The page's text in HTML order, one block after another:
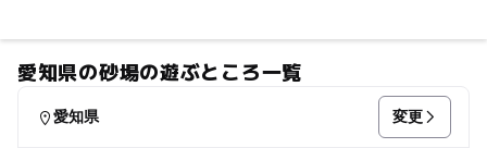
愛知県の砂場の遊ぶところ一覧
愛知県 変更